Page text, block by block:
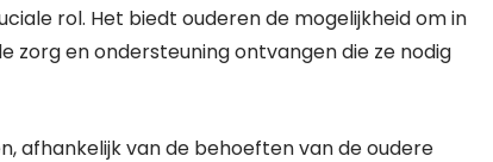
rol. Het biedt ouderen de mogelijkheid om in
zorg en ondersteuning ontvangen die ze nodig
afhankelijk van de behoeften van de oudere